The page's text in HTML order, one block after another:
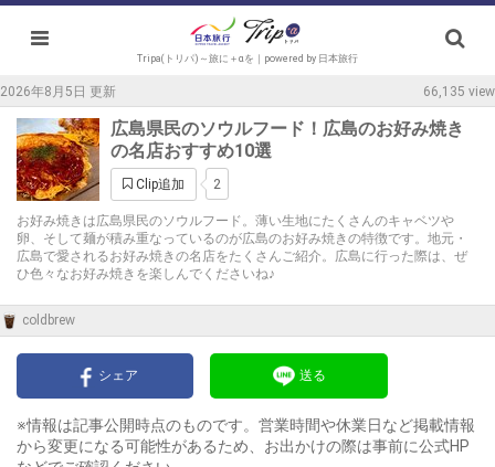
Tripa(トリパ)～旅に＋αを｜powered by 日本旅行
2026年8月5日 更新 66,135 view
広島県民のソウルフード！広島のお好み焼き
の名店おすすめ10選
Clip追加 2
お好み焼きは広島県民のソウルフード。薄い生地にたくさんのキャベツや
卵、そして麺が積み重なっているのが広島のお好み焼きの特徴です。地元・
広島で愛されるお好み焼きの名店をたくさんご紹介。広島に行った際は、ぜ
ひ色々なお好み焼きを楽しんでくださいね♪
coldbrew
シェア 送る
※情報は記事公開時点のものです。営業時間や休業日など掲載情報
から変更になる可能性があるため、お出かけの際は事前に公式HP